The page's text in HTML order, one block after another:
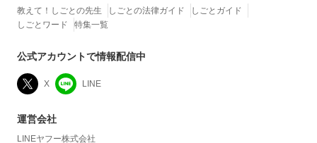
教えて！しごとの先生
しごとの法律ガイド
しごとガイド
しごとワード
特集一覧
公式アカウントで情報配信中
X LINE
運営会社
LINEヤフー株式会社